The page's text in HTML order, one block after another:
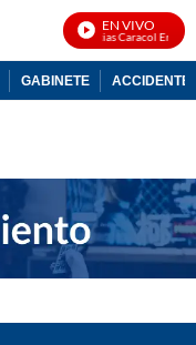
EN VIVO
Noticias Caracol En Vivo
GABINETE ACCIDENTE